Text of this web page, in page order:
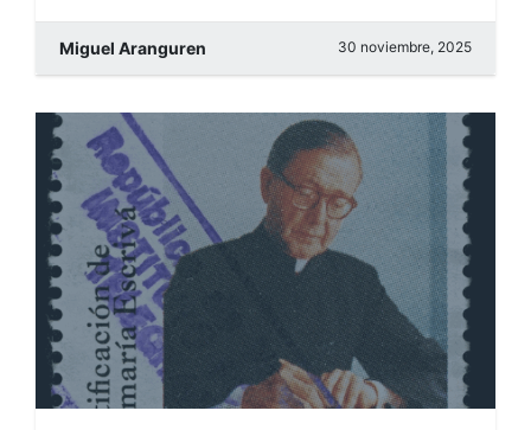
Miguel Aranguren 30 noviembre, 2025